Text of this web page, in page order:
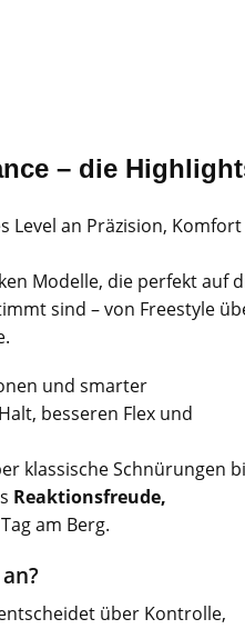
– die
Level an Präzision, Komfort
Modelle, die perfekt auf
sind – von Freestyle
und smarter
besseren Flex und
klassische Schnürungen
Reaktionsfreude,
am Berg.
über Kontrolle,